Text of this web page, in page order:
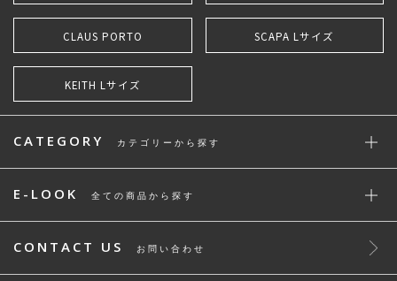
CLAUS PORTO SCAPA Lサイズ
KEITH Lサイズ
CATEGORY カテゴリーから探す
E-LOOK 全ての商品から探す
CONTACT US お問い合わせ